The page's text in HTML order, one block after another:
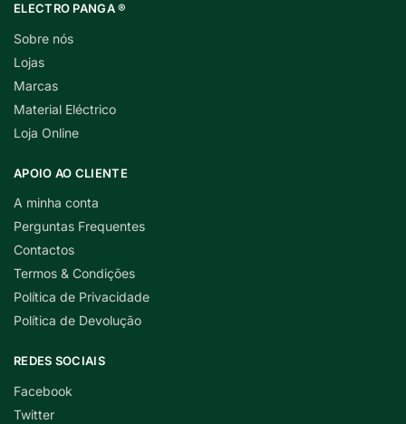
ELECTRO PANGA ®
Sobre nós
Lojas
Marcas
Material Eléctrico
Loja Online
APOIO AO CLIENTE
A minha conta
Perguntas Frequentes
Contactos
Termos & Condições
Política de Privacidade
Política de Devolução
REDES SOCIAIS
Facebook
Twitter